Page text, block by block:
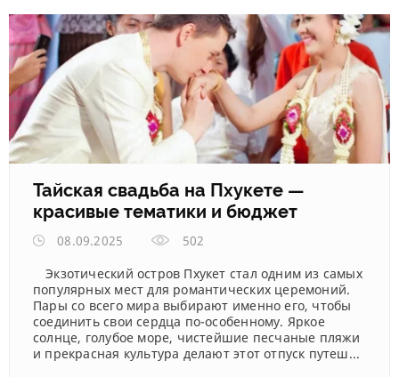
Тайская свадьба на Пхукете —
красивые тематики и бюджет
08.09.2025
502
Экзотический остров Пхукет стал одним из самых
популярных мест для романтических церемоний.
Пары со всего мира выбирают именно его, чтобы
соединить свои сердца по-особенному. Яркое
солнце, голубое море, чистейшие песчаные пляжи
и прекрасная культура делают этот отпуск путеш...